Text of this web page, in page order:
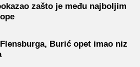
zašto je među najboljim
Burić opet imao niz